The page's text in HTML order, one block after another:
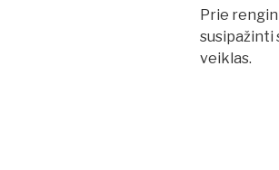
Prie
susipažinti
veiklas.